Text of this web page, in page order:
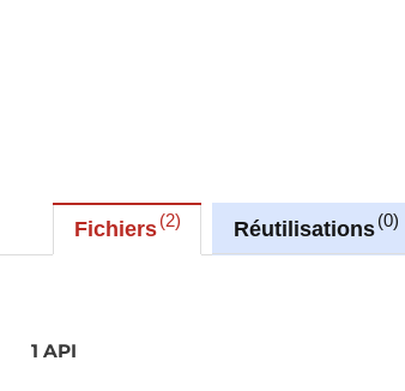
Fichiers 2 Réutilisations 0
1 API